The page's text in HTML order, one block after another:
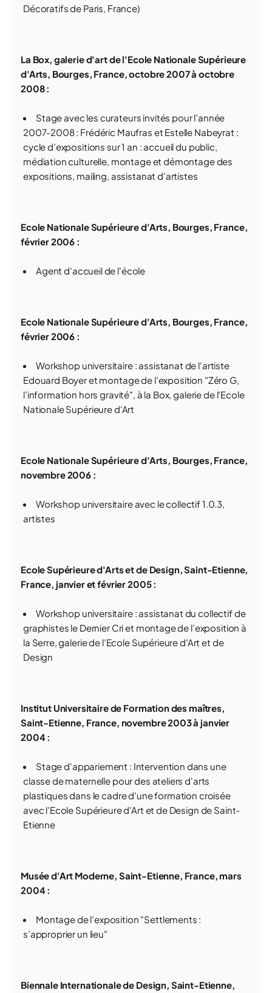
Décoratifs de Paris, France)
La Box, galerie d'art de l'Ecole Nationale Supérieure
d'Arts, Bourges, France, octobre 2007 à octobre
2008 :
Stage avec les curateurs invités pour l’année
2007-2008 : Frédéric Maufras et Estelle Nabeyrat :
cycle d’expositions sur 1 an : accueil du public,
médiation culturelle, montage et démontage des
expositions, mailing, assistanat d'artistes
Ecole Nationale Supérieure d'Arts, Bourges, France,
février 2006 :
Agent d'accueil de l'école
Ecole Nationale Supérieure d'Arts, Bourges, France,
février 2006 :
Workshop universitaire : assistanat de l'artiste
Edouard Boyer et montage de l’exposition "Zéro G,
l’information hors gravité", à la Box, galerie de l'Ecole
Nationale Supérieure d'Art
Ecole Nationale Supérieure d'Arts, Bourges, France,
novembre 2006 :
Workshop universitaire avec le collectif 1.0.3,
artistes
Ecole Supérieure d'Arts et de Design, Saint-Etienne,
France, janvier et février 2005 :
Workshop universitaire : assistanat du collectif de
graphistes le Dernier Cri et montage de l’exposition à
la Serre, galerie de l’Ecole Supérieure d'Art et de
Design
Institut Universitaire de Formation des maîtres,
Saint-Etienne, France, novembre 2003 à janvier
2004 :
Stage d'appariement : Intervention dans une
classe de maternelle pour des ateliers d'arts
plastiques dans le cadre d'une formation croisée
avec l'Ecole Supérieure d'Art et de Design de Saint-
Etienne
Musée d'Art Moderne, Saint-Etienne, France, mars
2004 :
Montage de l’exposition "Settlements :
s’approprier un lieu"
Biennale Internationale de Design, Saint-Etienne,